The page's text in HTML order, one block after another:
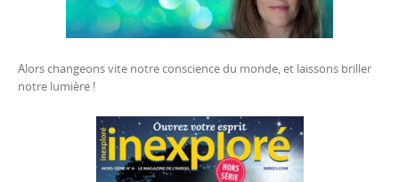
Alors changeons vite notre conscience du monde, et laissons briller
notre lumière !